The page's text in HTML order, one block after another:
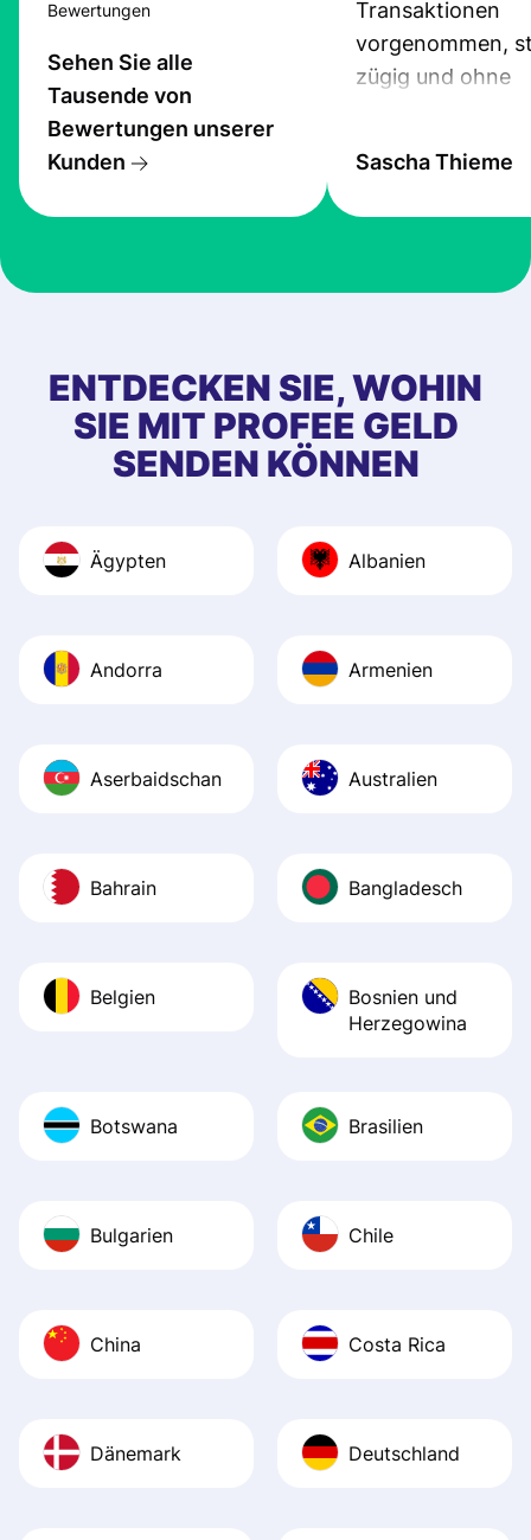
Bewertungen
Sehen Sie alle
Tausende von
Bewertungen unserer
Kunden
Transaktionen
vorgenommen,
zügig und ohne
Sascha Thieme
ENTDECKEN SIE, WOHIN
SIE MIT PROFEE GELD
SENDEN KÖNNEN
Ägypten Albanien
Andorra Armenien
Aserbaidschan Australien
Bahrain Bangladesch
Belgien
Bosnien und
Herzegowina
Botswana Brasilien
Bulgarien Chile
China Costa Rica
Dänemark Deutschland